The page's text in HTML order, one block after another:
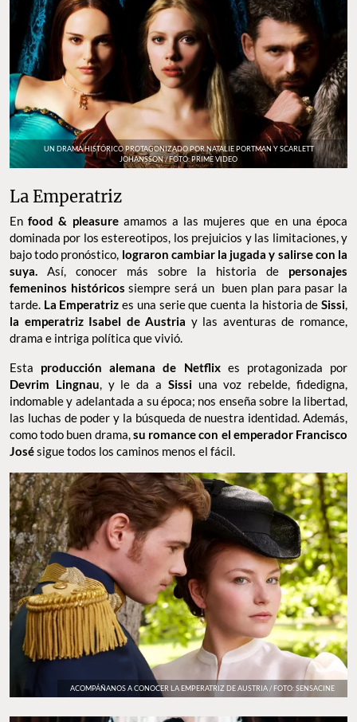
UN DRAMA HISTÓRICO PROTAGONIZADO POR NATALIE PORTMAN Y SCARLETT
JOHANSSON / FOTO: PRIME VIDEO
La Emperatriz
Enfood & pleasureamamos a las mujeres que en una época
dominada por los estereotipos, los prejuicios y las limitaciones, y
bajo todo pronóstico, lograron cambiar la jugada y salirse con la
suya. Así, conocer más sobre la historia de personajes
femeninos históricos siempre será un buen plan para pasar la
tarde. La Emperatriz es una serie que cuenta la historia deSissi,
la emperatriz Isabel de Austria y las aventuras de romance,
drama e intriga política que vivió.
Esta producción alemana de Netflixes protagonizada por
Devrim Lingnau, y le da a Sissiuna voz rebelde, fidedigna,
indomable y adelantada a su época; nos enseña sobre la libertad,
las luchas de poder y la búsqueda de nuestra identidad. Además,
como todo buen drama,su romance con el emperador Francisco
Josésigue todos los caminos menos el fácil.
ACOMPÁÑANOS A CONOCER LA EMPERATRIZ DE AUSTRIA / FOTO: SENSACINE